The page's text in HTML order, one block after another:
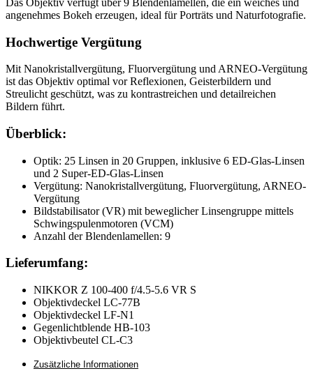
angenehmes Bokeh erzeugen, ideal für Porträts und Naturfotografie.
Hochwertige Vergütung
Mit Nanokristallvergütung, Fluorvergütung und ARNEO-Vergütung
ist das Objektiv optimal vor Reflexionen, Geisterbildern und
Streulicht geschützt, was zu kontrastreichen und detailreichen
Bildern führt.
Überblick:
Optik: 25 Linsen in 20 Gruppen, inklusive 6 ED-Glas-Linsen
und 2 Super-ED-Glas-Linsen
Vergütung: Nanokristallvergütung, Fluorvergütung, ARNEO-
Vergütung
Bildstabilisator (VR) mit beweglicher Linsengruppe mittels
Schwingspulenmotoren (VCM)
Anzahl der Blendenlamellen: 9
Lieferumfang:
NIKKOR Z 100-400 f/4.5-5.6 VR S
Objektivdeckel LC-77B
Objektivdeckel LF-N1
Gegenlichtblende HB-103
Objektivbeutel CL-C3
Zusätzliche Informationen